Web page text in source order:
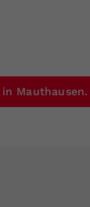
Mauthausen.